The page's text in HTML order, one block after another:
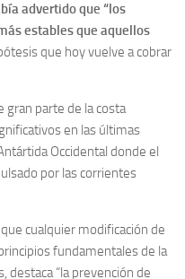
advertido que “los
estables que aquellos
que hoy vuelve a cobrar
gran parte de la costa
en las últimas
Occidental donde el
por las corrientes
cualquier modificación de
fundamentales de la
destaca “la prevención de